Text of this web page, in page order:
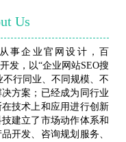
Us
事企业官网设计，百
发，以“企业网站SEO搜
行同业、不同规模、不
方案；已经成为同行业
技术上和应用进行创新
建立了市场动作体系和
开发、咨询规划服务、